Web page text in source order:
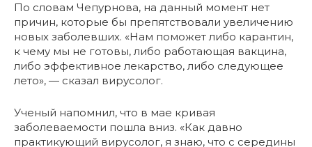
По словам Чепурнова, на данный момент нет
причин, которые бы препятствовали увеличению
новых заболевших. «Нам поможет либо карантин,
к чему мы не готовы, либо работающая вакцина,
либо эффективное лекарство, либо следующее
лето», — сказал вирусолог.
Ученый напомнил, что в мае кривая
заболеваемости пошла вниз. «Как давно
практикующий вирусолог, я знаю, что с середины